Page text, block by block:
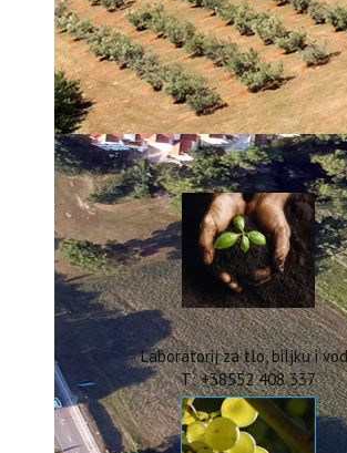
WASTEREDUCE
MITOMED+
WINTERMED
CASTWATER
INHERIT
CONSUMLESS PLUS
IstraOILFest
ARHIVA PROJEKATA
IstraECOinclusive
Izdavačka djelatnost
Izbor u znanstvena zvanja
Dokumenti
Statut
Strategija
CIP
Pravo na pristup informacijama
Zaštita osobnih podataka
Godišnji izvještaj
Laboratorij za tlo, biljku i
T: +38552 408 337